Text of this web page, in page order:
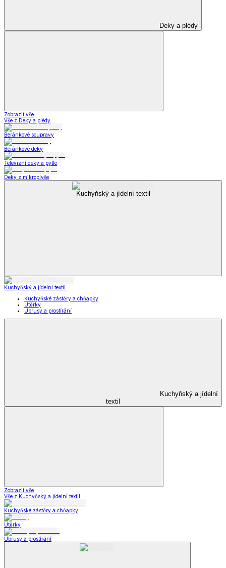
Deky a plédy
Zobrazit vše
Vše z Deky a plédy
Beránkové soupravy
Beránkové deky
Televizní deky a pytle
Deky z mikroplyše
Kuchyňský a jídelní textil
Kuchyňský a jídelní textil
Kuchyňské zástěry a chňapky
Utěrky
Ubrusy a prostírání
Kuchyňský a jídelní
textil
Zobrazit vše
Vše z Kuchyňský a jídelní textil
Kuchyňské zástěry a chňapky
Utěrky
Ubrusy a prostírání